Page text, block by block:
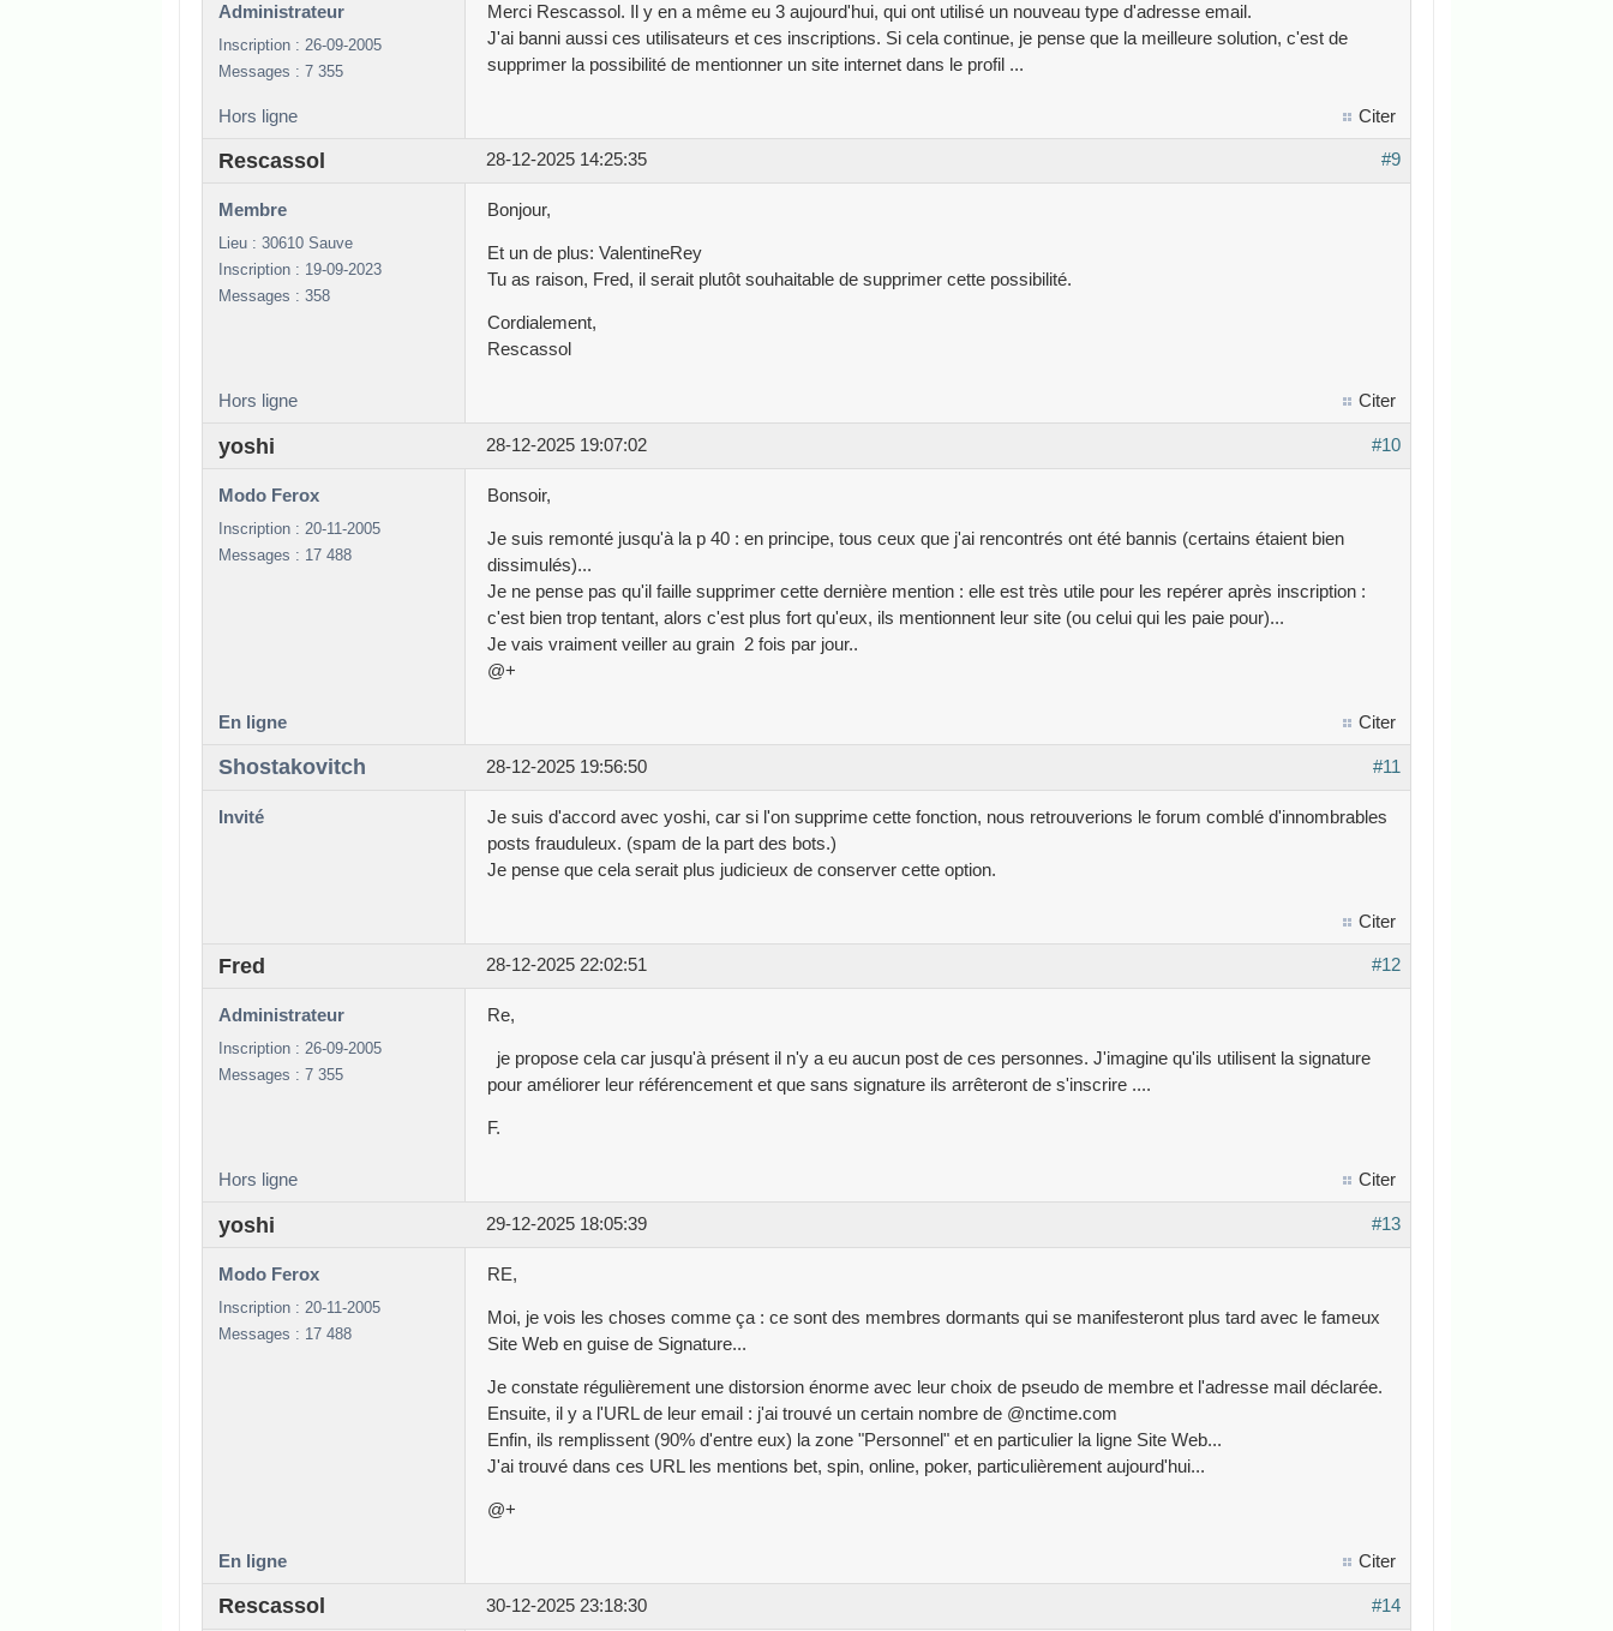
Administrateur
Inscription : 26-09-2005
Messages : 7 355
Merci Rescassol. Il y en a même eu 3 aujourd'hui, qui ont utilisé un nouveau type d'adresse email.
J'ai banni aussi ces utilisateurs et ces inscriptions. Si cela continue, je pense que la meilleure solution, c'est de
supprimer la possibilité de mentionner un site internet dans le profil ...
Hors ligne Citer
#9
28-12-2025 14:25:35
Rescassol
Membre
Lieu : 30610 Sauve
Inscription : 19-09-2023
Messages : 358
Bonjour,
Et un de plus: ValentineRey
Tu as raison, Fred, il serait plutôt souhaitable de supprimer cette possibilité.
Cordialement,
Rescassol
Hors ligne Citer
#10
28-12-2025 19:07:02
yoshi
Modo Ferox
Inscription : 20-11-2005
Messages : 17 488
Bonsoir,
Je suis remonté jusqu'à la p 40 : en principe, tous ceux que j'ai rencontrés ont été bannis (certains étaient bien
dissimulés)...
Je ne pense pas qu'il faille supprimer cette dernière mention : elle est très utile pour les repérer après inscription :
c'est bien trop tentant, alors c'est plus fort qu'eux, ils mentionnent leur site (ou celui qui les paie pour)...
Je vais vraiment veiller au grain 2 fois par jour..
@+
En ligne Citer
#11
28-12-2025 19:56:50
Shostakovitch
Invité
Je suis d'accord avec yoshi, car si l'on supprime cette fonction, nous retrouverions le forum comblé d'innombrables
posts frauduleux. (spam de la part des bots.)
Je pense que cela serait plus judicieux de conserver cette option.
Citer
#12
28-12-2025 22:02:51
Fred
Administrateur
Inscription : 26-09-2005
Messages : 7 355
Re,
je propose cela car jusqu'à présent il n'y a eu aucun post de ces personnes. J'imagine qu'ils utilisent la signature
pour améliorer leur référencement et que sans signature ils arrêteront de s'inscrire ....
F.
Hors ligne Citer
#13
29-12-2025 18:05:39
yoshi
Modo Ferox
Inscription : 20-11-2005
Messages : 17 488
RE,
Moi, je vois les choses comme ça : ce sont des membres dormants qui se manifesteront plus tard avec le fameux
Site Web en guise de Signature...
Je constate régulièrement une distorsion énorme avec leur choix de pseudo de membre et l'adresse mail déclarée.
Ensuite, il y a l'URL de leur email : j'ai trouvé un certain nombre de @nctime.com
Enfin, ils remplissent (90% d'entre eux) la zone "Personnel" et en particulier la ligne Site Web...
J'ai trouvé dans ces URL les mentions bet, spin, online, poker, particulièrement aujourd'hui...
@+
En ligne Citer
#14
30-12-2025 23:18:30
Rescassol